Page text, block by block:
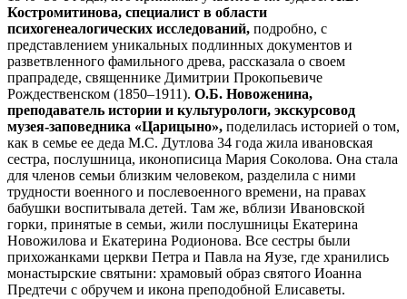
Костромитинова, специалист в области
психогенеалогических исследований, подробно, с
представлением уникальных подлинных документов и
разветвленного фамильного древа, рассказала о своем
прапрадеде, священнике Димитрии Прокопьевиче
Рождественском (1850–1911). О.Б. Новоженина,
преподаватель истории и культурологи, экскурсовод
музея-заповедника «Царицыно», поделилась историей о том,
как в семье ее деда М.С. Дутлова 34 года жила ивановская
сестра, послушница, иконописица Мария Соколова. Она стала
для членов семьи близким человеком, разделила с ними
трудности военного и послевоенного времени, на правах
бабушки воспитывала детей. Там же, вблизи Ивановской
горки, принятые в семьи, жили послушницы Екатерина
Новожилова и Екатерина Родионова. Все сестры были
прихожанками церкви Петра и Павла на Яузе, где хранились
монастырские святыни: храмовый образ святого Иоанна
Предтечи с обручем и икона преподобной Елисаветы.